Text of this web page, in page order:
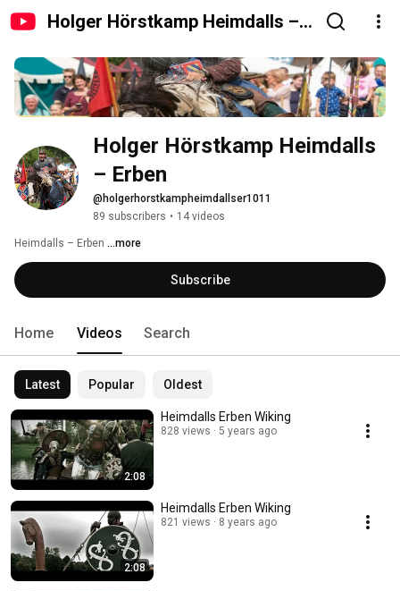
Holger Hörstkamp Heimdalls –
Holger Hörstkamp Heimdalls
– Erben
@holgerhorstkampheimdallser1011
89 subscribers • 14 videos
Heimdalls – Erben ...more
Subscribe
Home Videos Search
Latest Popular Oldest
2:08
Heimdalls Erben Wiking
828 views 5 years ago
2:08
Heimdalls Erben Wiking
821 views 8 years ago